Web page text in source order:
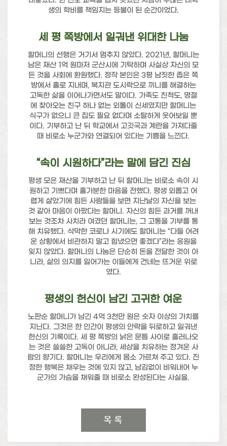
생의 학비를 책임지는 등불이 된 순간이었다.
세 평 쪽방에서 일궈낸 위대한 나눔
할머니의 선행은 거기서 멈추지 않았다. 2021년, 할머니는
남은 재산 1억 원마저 군산시에 기탁하며 사실상 자신의 모
든 것을 사회에 환원했다. 정작 본인은 3평 남짓한 좁은 쪽
방에서 홀로 지내며, 복지관 도시락으로 끼니를 해결하는
고독한 삶을 이어나가면서도 말이다. 가족도 친척도, 명절
에 찾아오는 친구 하나 없는 외톨이 신세였지만 할머니는
식구가 없으니 큰 집도 필요 없다며 소탈하게 웃어보일 뿐
이다. 기부하고 난 뒤 학교에서 고깃국과 계란을 가져다줄
때 비로소 누군가와 연결되어 있다는 기쁨을 느낀다.
“속이 시원하다”라는 말에 담긴 진심
평생 모은 재산을 기부하고 난 뒤 할머니는 비로소 속이 시
원하고 기쁘다며 홀가분한 마음을 전했다. 평생 외롭고 어
렵게 살았기에 힘든 사람들을 보면 지난날의 자신을 보는
것 같아 마음이 아팠다는 할머니. 자신의 힘든 과거를 꺼내
보는 것조차 사치라 여겼던 할머니는, 그 고통을 기부를 통
해 치유했다. 삭막한 코로나 시기에도 할머니는 “다들 어려
운 상황에서 비관하지 말고 힘냈으면 좋겠다”라는 응원을
잊지 않았다. 할머니의 나눔은 단순히 돈을 전달한 것이 아
니라, 삶의 의지를 잃어가는 이들에게 건네는 뜨거운 위로
였다.
평생의 헌신이 남긴 고귀한 여운
노판순 할머니가 남긴 4억 3천만 원은 숫자 이상의 가치를
지닌다. 그것은 한 인간이 평생의 안락을 뒤로하고 일궈낸
헌신의 기록이다. 세 평 쪽방의 낡은 문틈 사이로 흘러나오
는 것은 쓸쓸한 고독이 아니라, 세상을 치유하는 정겨운 사
람의 향기다. 할머니는 우리에게 몸소 가르쳐 주고 있다. 진
정한 행복은 채우는 것에 있지 않고, 남김없이 비워내어 누
군가의 가슴을 채워줄 때 비로소 완성된다는 사실을.